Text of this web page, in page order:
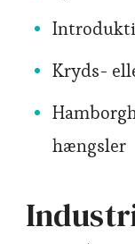
Kryds-
hængsler